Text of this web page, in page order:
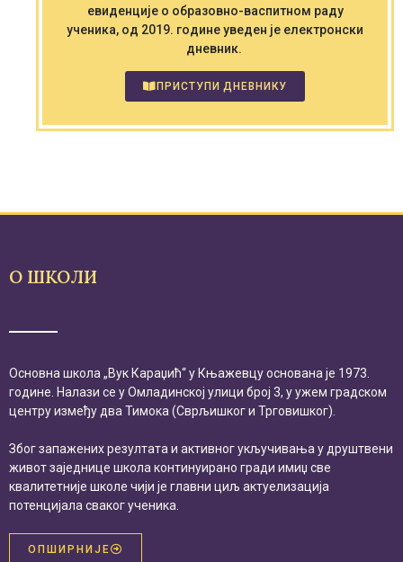
евиденције о образовно-васпитном раду
ученика, од 2019. године уведен је електронски
дневник.
ПРИСТУПИ ДНЕВНИКУ
О ШКОЛИ
Основна школа „Вук Караџић“ у Књажевцу основана је 1973.
године. Налази се у Омладинској улици број 3, у ужем градском
центру између два Тимока (Сврљишког и Трговишког).
Због запажених резултата и активног укључивања у друштвени
живот заједнице школа континуирано гради имиџ све
квалитетније школе чији је главни циљ актуелизација
потенцијала сваког ученика.
ОПШИРНИЈЕ